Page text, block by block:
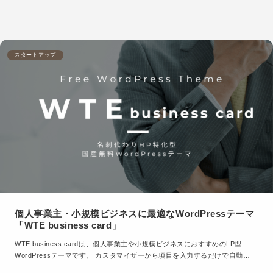
スタートアップ
個人事業主・小規模ビジネスに最適なWordPressテーマ
「WTE business card」
WTE business cardは、個人事業主や小規模ビジネスにおすすめのLP型
WordPressテーマです。 カスタマイザーから項目を入力するだけで自動…